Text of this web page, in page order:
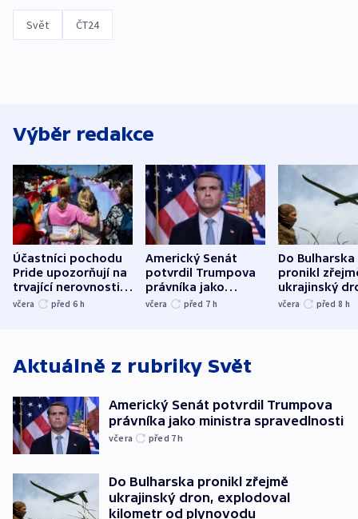
Svět ČT24
Výběr redakce
Účastníci pochodu
Pride upozorňují na
trvající nerovnosti i
společenskou
včera před 6 h
Americký Senát
potvrdil Trumpova
právníka jako
ministra
včera před 7 h
Do Bulharska
pronikl
ukrajinský
explodoval
včera před 8 h
Aktuálně z rubriky Svět
Americký Senát potvrdil Trumpova
právníka jako ministra spravedlnosti
včera před 7h
Do Bulharska pronikl zřejmě
ukrajinský dron, explodoval
kilometr od plynovodu